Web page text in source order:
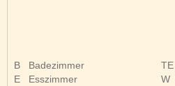
B
Badezimmer
E
Esszimmer
TE
W